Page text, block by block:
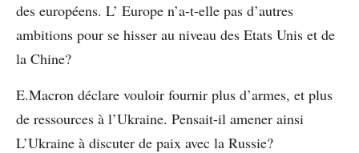
des européens. L’ Europe n’a-t-elle pas d’autres
ambitions pour se hisser au niveau des Etats Unis et de
la Chine?
E.Macron déclare vouloir fournir plus d’armes, et plus
de ressources à l’Ukraine. Pensait-il amener ainsi
L’Ukraine à discuter de paix avec la Russie?